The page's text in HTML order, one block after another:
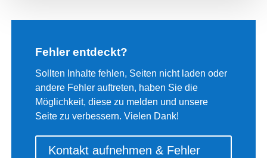
Fehler entdeckt?
Sollten Inhalte fehlen, Seiten nicht laden oder
andere Fehler auftreten, haben Sie die
Möglichkeit, diese zu melden und unsere
Seite zu verbessern. Vielen Dank!
Kontakt aufnehmen & Fehler